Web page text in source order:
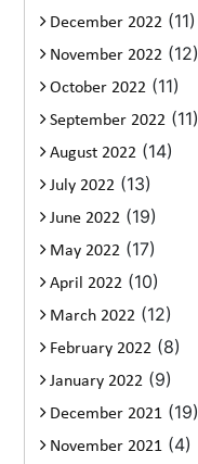
December 2022 (11)
November 2022 (12)
October 2022 (11)
September 2022 (11)
August 2022 (14)
July 2022 (13)
June 2022 (19)
May 2022 (17)
April 2022 (10)
March 2022 (12)
February 2022 (8)
January 2022 (9)
December 2021 (19)
November 2021 (4)